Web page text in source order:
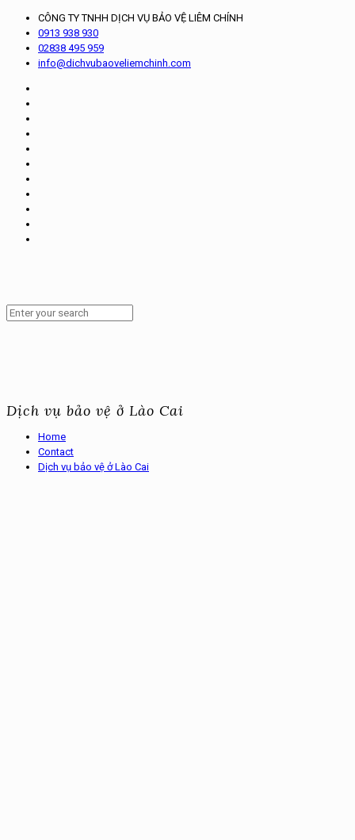
CÔNG TY TNHH DỊCH VỤ BẢO VỆ LIÊM CHÍNH
0913 938 930
02838 495 959
info@dichvubaoveliemchinh.com
Dịch vụ bảo vệ ở Lào Cai
Home
Contact
Dịch vụ bảo vệ ở Lào Cai